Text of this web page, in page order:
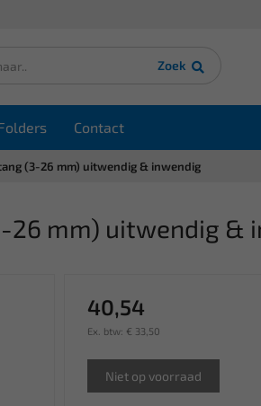
Zoek
Contact
(3-26 mm) uitwendig & inwendig
26 mm) uitwendig &
40,54
Ex. btw: € 33,50
Niet op voorraad